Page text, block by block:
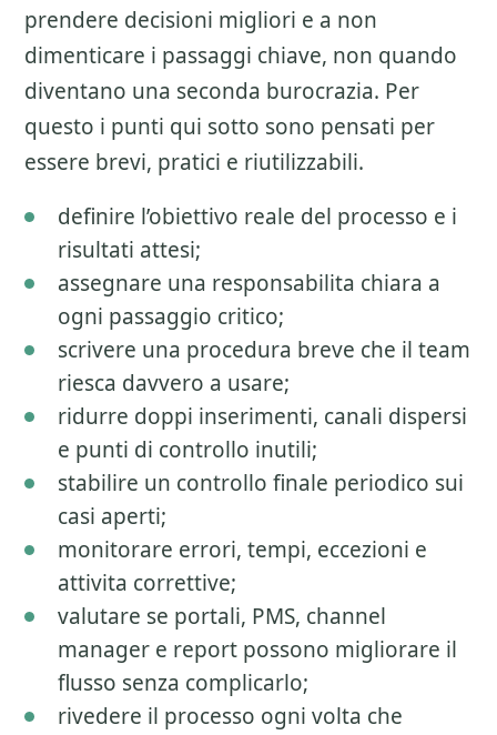
prendere decisioni migliori e a non
dimenticare i passaggi chiave, non quando
diventano una seconda burocrazia. Per
questo i punti qui sotto sono pensati per
essere brevi, pratici e riutilizzabili.
definire l’obiettivo reale del processo e i
risultati attesi;
assegnare una responsabilita chiara a
ogni passaggio critico;
scrivere una procedura breve che il team
riesca davvero a usare;
ridurre doppi inserimenti, canali dispersi
e punti di controllo inutili;
stabilire un controllo finale periodico sui
casi aperti;
monitorare errori, tempi, eccezioni e
attivita correttive;
valutare se portali, PMS, channel
manager e report possono migliorare il
flusso senza complicarlo;
rivedere il processo ogni volta che